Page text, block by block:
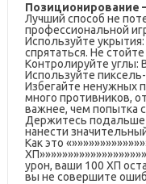
Позиционирование
Лучший способ не
профессиональной
Используйте
спрятаться. Не
Контролируйте углы:
Используйте
Избегайте ненужных
много противников,
важнее, чем попытка
Держитесь подальше
нанести
Как это
урон, ваши 100 ХП
вы не совершите